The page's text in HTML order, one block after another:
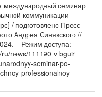
международный семинар
коммуникации
/ подготовлено Пресс-
Андрея Синявского //
– Режим доступа:
news/111190-v-bguir-
seminar-po-
professionalnoy-